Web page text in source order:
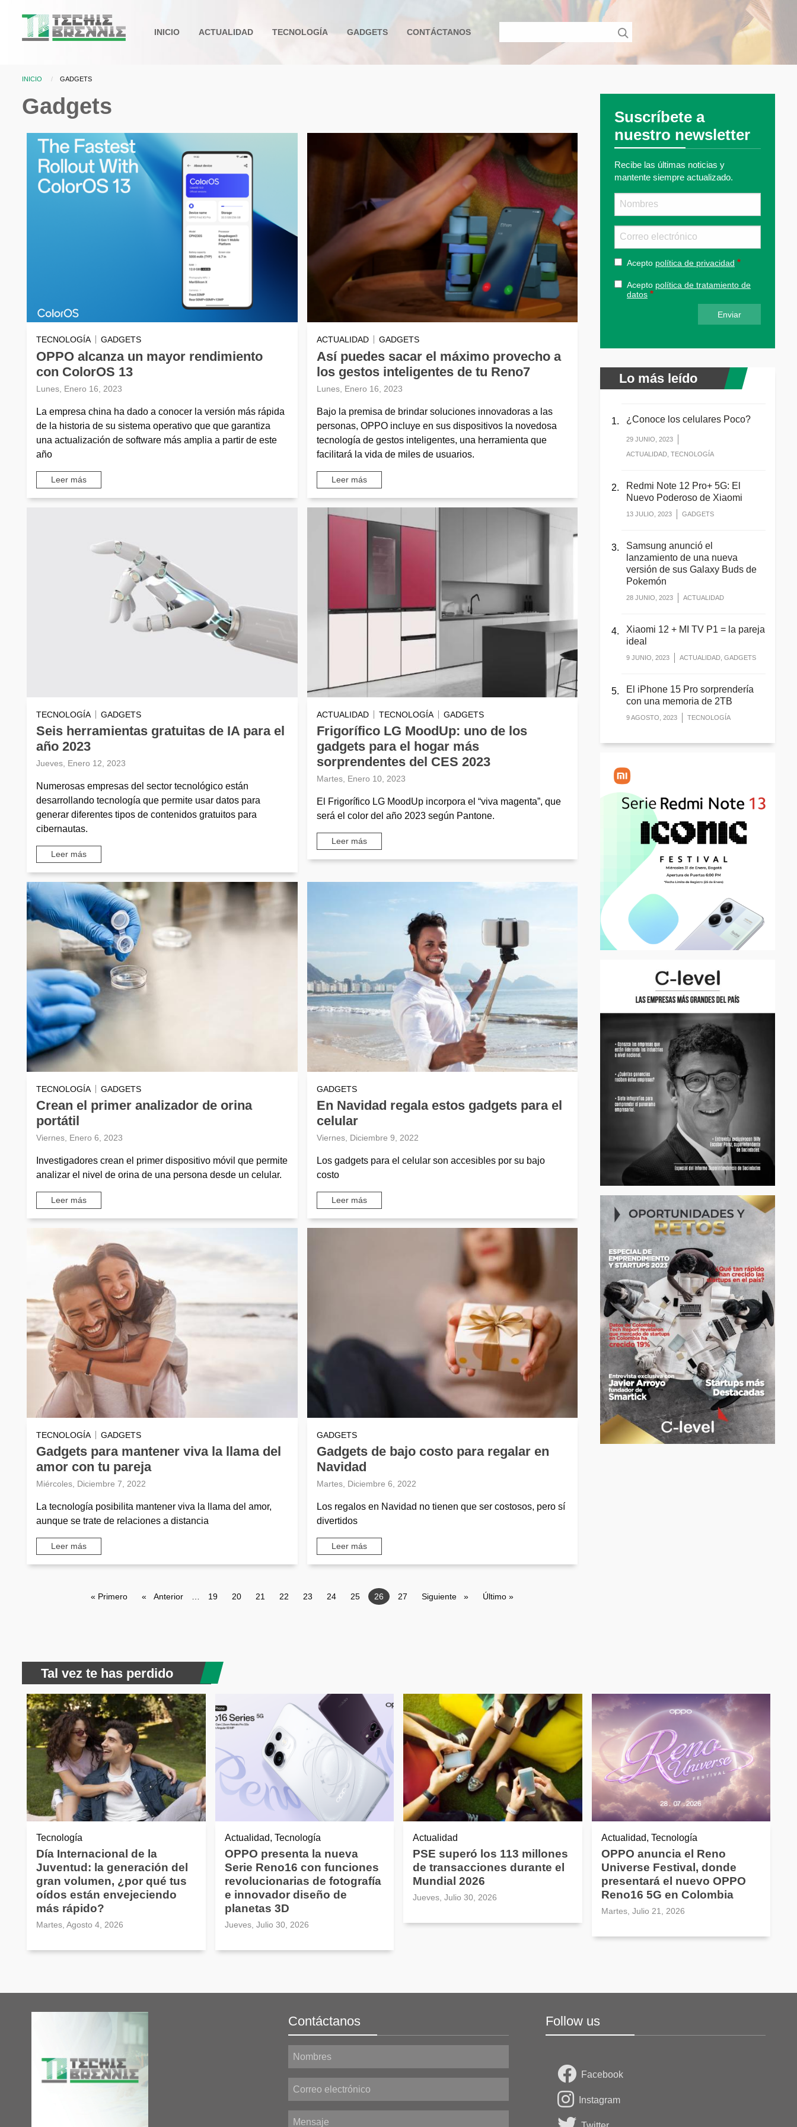
Main
INICIO ACTUALIDAD TECNOLOGÍA GADGETS CONTÁCTANOS
Sobrescribir enlaces de ayuda a la navegación
INICIO CURRENT:
GADGETS
Gadgets
TECNOLOGÍA GADGETS
OPPO alcanza un mayor rendimiento
con ColorOS 13
Lunes, Enero 16, 2023
La empresa china ha dado a conocer la versión más rápida
de la historia de su sistema operativo que que garantiza
una actualización de software más amplia a partir de este
año
Leer más
ACTUALIDAD GADGETS
Así puedes sacar el máximo provecho a
los gestos inteligentes de tu Reno7
Lunes, Enero 16, 2023
Bajo la premisa de brindar soluciones innovadoras a las
personas, OPPO incluye en sus dispositivos la novedosa
tecnología de gestos inteligentes, una herramienta que
facilitará la vida de miles de usuarios.
Leer más
TECNOLOGÍA GADGETS
Seis herramientas gratuitas de IA para el
año 2023
Jueves, Enero 12, 2023
Numerosas empresas del sector tecnológico están
desarrollando tecnología que permite usar datos para
generar diferentes tipos de contenidos gratuitos para
cibernautas.
Leer más
ACTUALIDAD TECNOLOGÍA GADGETS
Frigorífico LG MoodUp: uno de los
gadgets para el hogar más
sorprendentes del CES 2023
Martes, Enero 10, 2023
El Frigorífico LG MoodUp incorpora el “viva magenta”, que
será el color del año 2023 según Pantone.
Leer más
TECNOLOGÍA GADGETS
Crean el primer analizador de orina
portátil
Viernes, Enero 6, 2023
Investigadores crean el primer dispositivo móvil que permite
analizar el nivel de orina de una persona desde un celular.
Leer más
GADGETS
En Navidad regala estos gadgets para el
celular
Viernes, Diciembre 9, 2022
Los gadgets para el celular son accesibles por su bajo
costo
Leer más
TECNOLOGÍA GADGETS
Gadgets para mantener viva la llama del
amor con tu pareja
Miércoles, Diciembre 7, 2022
La tecnología posibilita mantener viva la llama del amor,
aunque se trate de relaciones a distancia
Leer más
GADGETS
Gadgets de bajo costo para regalar en
Navidad
Martes, Diciembre 6, 2022
Los regalos en Navidad no tienen que ser costosos, pero sí
divertidos
Leer más
PaginaciónPrimera página
« Primero Página anterior
Anterior … Page
19 Page
20 Page
21 Page
22 Page
23 Page
24 Page
25 Página actual
26 Page
27 Siguiente página
Siguiente Última página
Último »
Suscríbete a
nuestro newsletter
Recibe las últimas noticias y
mantente siempre actualizado.
Acepto política de privacidad
Acepto política de tratamiento de
datos
Lo más leído
¿Conoce los celulares Poco?
29 JUNIO, 2023
ACTUALIDAD, TECNOLOGÍA
Redmi Note 12 Pro+ 5G: El
Nuevo Poderoso de Xiaomi
13 JULIO, 2023 GADGETS
Samsung anunció el
lanzamiento de una nueva
versión de sus Galaxy Buds de
Pokemón
28 JUNIO, 2023 ACTUALIDAD
Xiaomi 12 + MI TV P1 = la pareja
ideal
9 JUNIO, 2023 ACTUALIDAD, GADGETS
El iPhone 15 Pro sorprendería
con una memoria de 2TB
9 AGOSTO, 2023 TECNOLOGÍA
Tal vez te has perdido
Tecnología
Día Internacional de la
Juventud: la generación del
gran volumen, ¿por qué tus
oídos están envejeciendo
más rápido?
Martes, Agosto 4, 2026
Actualidad, Tecnología
OPPO presenta la nueva
Serie Reno16 con funciones
revolucionarias de fotografía
e innovador diseño de
planetas 3D
Jueves, Julio 30, 2026
Actualidad
PSE superó los 113 millones
de transacciones durante el
Mundial 2026
Jueves, Julio 30, 2026
Actualidad, Tecnología
OPPO anuncia el Reno
Universe Festival, donde
presentará el nuevo OPPO
Reno16 5G en Colombia
Martes, Julio 21, 2026
Contáctanos
Nombres
Correo electrónico
Mensaje
Follow us
Facebook
Instagram